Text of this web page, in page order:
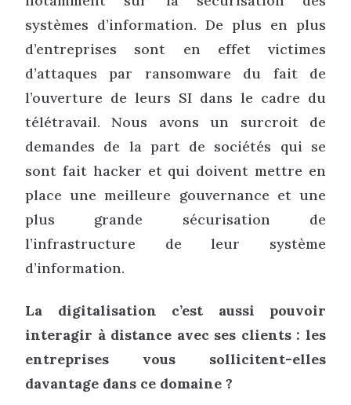
systèmes d’information. De plus en plus
d’entreprises sont en effet victimes
d’attaques par ransomware du fait de
l’ouverture de leurs SI dans le cadre du
télétravail. Nous avons un surcroit de
demandes de la part de sociétés qui se
sont fait hacker et qui doivent mettre en
place une meilleure gouvernance et une
plus grande sécurisation de
l’infrastructure de leur système
d’information.
La digitalisation c’est aussi pouvoir
interagir à distance avec ses clients : les
entreprises vous sollicitent-elles
davantage dans ce domaine ?